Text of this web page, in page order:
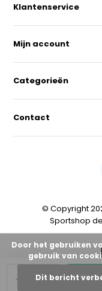
+
-
Klantenservice
Mijn account
Categorieën
Contact
© Copyright
Sportshop
Door het gebruiken
gebruik van
Dit bericht